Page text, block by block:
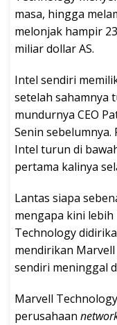
masa, hingga
melonjak hampir
miliar dollar AS.
Intel sendiri
setelah sahamnya
mundurnya CEO
Senin
Intel turun di
pertama kalinya
Lantas siapa
mengapa kini
Technology
mendirikan
sendiri meninggal
Marvell
perusahaan